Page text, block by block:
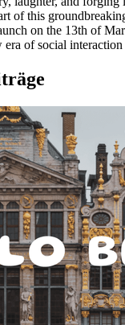
of this
on the 13th of
of social